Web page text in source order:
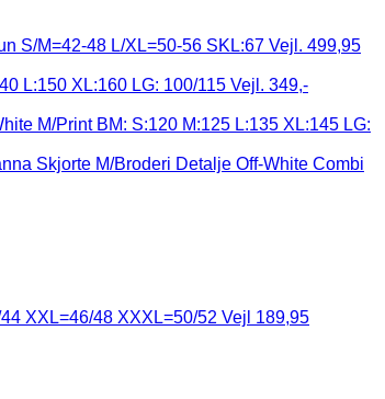
S/M=42-48 L/XL=50-56 SKL:67 Vejl. 499,95
L:150 XL:160 LG: 100/115 Vejl. 349,-
M/Print BM: S:120 M:125 L:135 XL:145 LG:
Skjorte M/Broderi Detalje Off-White Combi
XXL=46/48 XXXL=50/52 Vejl 189,95